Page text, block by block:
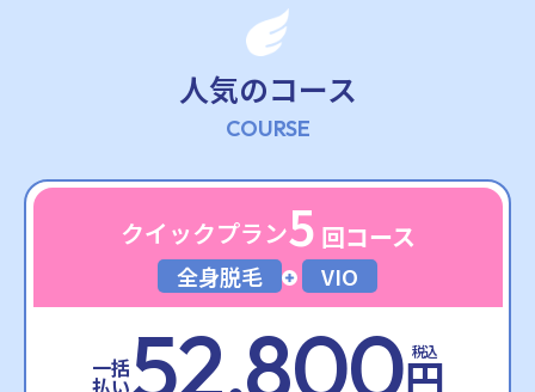
人気のコース
COURSE
クイックプラン5 回コース
全身脱毛 VIO
一括52,800円
税込